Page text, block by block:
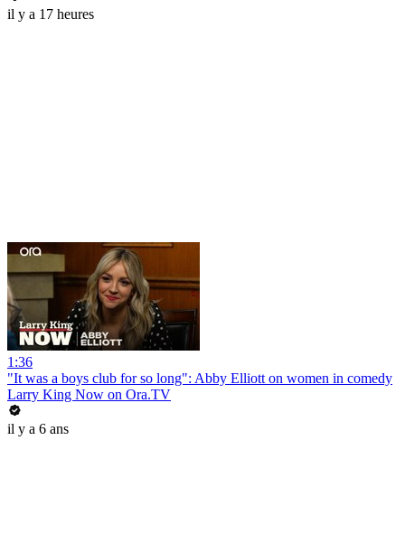
il y a 17 heures
1:36
"It was a boys club for so long": Abby Elliott on women in comedy
Larry King Now on Ora.TV
il y a 6 ans